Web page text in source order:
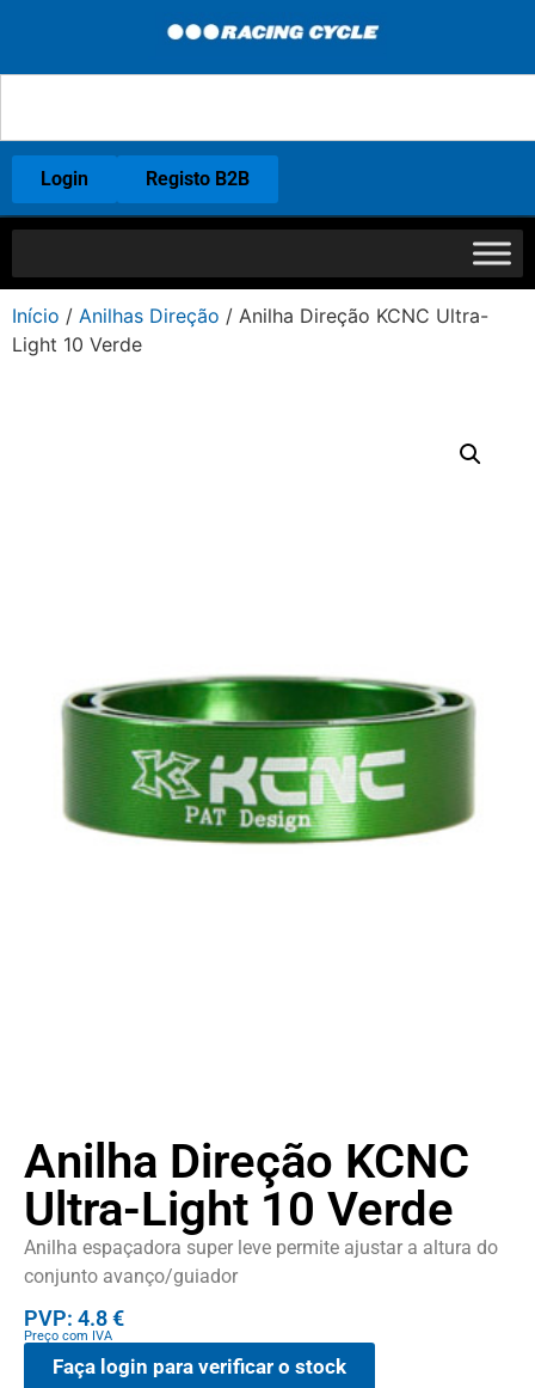
Login Registo B2B
Início / Anilhas Direção / Anilha Direção KCNC Ultra-
Light 10 Verde
Anilha Direção KCNC
Ultra-Light 10 Verde
Anilha espaçadora super leve permite ajustar a altura do
conjunto avanço/guiador
PVP: 4.8 €
Preço com IVA
Faça login para verificar o stock